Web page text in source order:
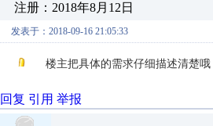
注册：2018年8月12日
发表于：2018-09-16 21:05:33
楼主把具体的需求仔细描述清楚哦
回复 引用 举报